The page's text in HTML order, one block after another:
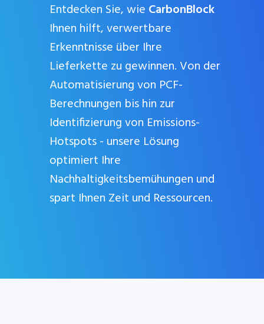
Entdecken Sie, wie CarbonBlock
Ihnen hilft, verwertbare
Erkenntnisse über Ihre
Lieferkette zu gewinnen. Von der
Automatisierung von PCF-
Berechnungen bis hin zur
Identifizierung von Emissions-
Hotspots - unsere Lösung
optimiert Ihre
Nachhaltigkeitsbemühungen und
spart Ihnen Zeit und Ressourcen.
Schließe